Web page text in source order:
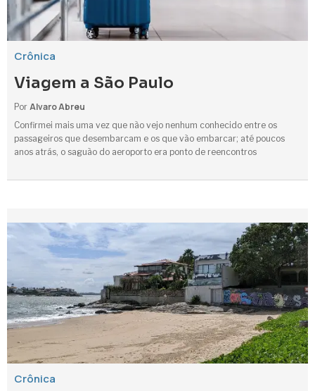
Crônica
Viagem a São Paulo
Por Alvaro Abreu
Confirmei mais uma vez que não vejo nenhum conhecido entre os
passageiros que desembarcam e os que vão embarcar; até poucos
anos atrás, o saguão do aeroporto era ponto de reencontros
Crônica